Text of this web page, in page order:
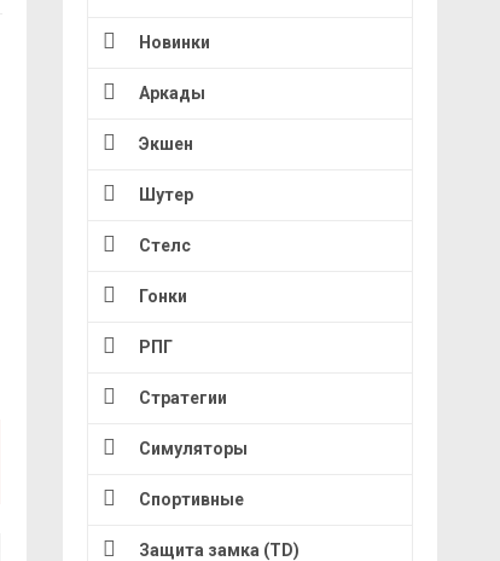
Новинки
Аркады
Экшен
Шутер
Стелс
Гонки
РПГ
Стратегии
Симуляторы
Спортивные
Защита замка (TD)